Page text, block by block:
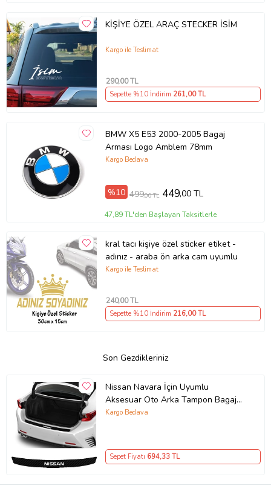
KİŞİYE ÖZEL ARAÇ STECKER İSİM
Kargo ile Teslimat
290,00 TL
Sepette %10 İndirim 261,00 TL
BMW X5 E53 2000-2005 Bagaj
Arması Logo Amblem 78mm
Kargo Bedava
%10 499,00 TL 449,00 TL
47,89 TL'den Başlayan Taksitlerle
kral tacı kişiye özel sticker etiket -
adınız - araba ön arka cam uyumlu
Kargo ile Teslimat
240,00 TL
Sepette %10 İndirim 216,00 TL
Son Gezdikleriniz
Nissan Navara İçin Uyumlu
Aksesuar Oto Arka Tampon Bagaj
Koruyucu Sticker 92*7 Cm
Kargo Bedava
Sepet Fiyatı 694,33 TL